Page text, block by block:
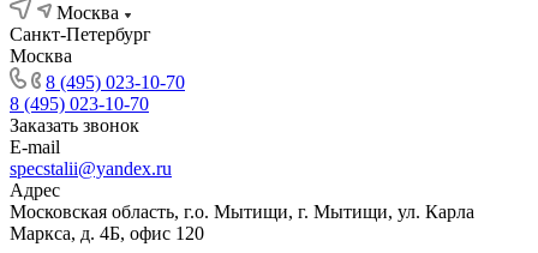
Москва
Санкт-Петербург
Москва
8 (495) 023-10-70
8 (495) 023-10-70
Заказать звонок
E-mail
specstalii@yandex.ru
Адрес
Московская область, г.о. Мытищи, г. Мытищи, ул. Карла
Маркса, д. 4Б, офис 120